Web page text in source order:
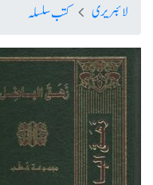
لائبریری کتب سلسلہ